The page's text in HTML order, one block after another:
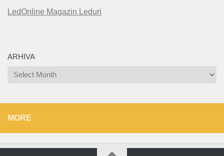
LedOnline Magazin Leduri
ARHIVA
Arhiva
MORE